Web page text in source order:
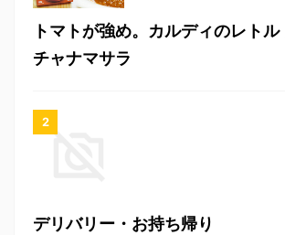
トマトが強め。カルディのレトル
チャナマサラ
デリバリー・お持ち帰り